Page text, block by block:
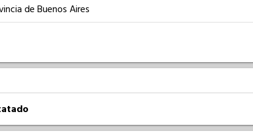
de Buenos Aires